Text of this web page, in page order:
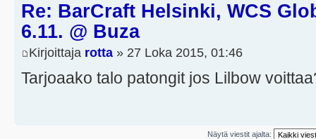
Re: BarCraft Helsinki, WCS
6.11. @ Buza
Kirjoittaja rotta » 27 Loka 2015, 01:46
Tarjoaako talo patongit jos Lilbow
Näytä viestit ajalta: